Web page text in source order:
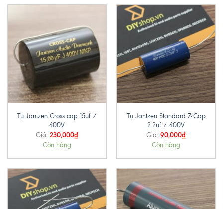
Tụ Jantzen Cross cap 15uf /
400V
Giá: 230,000₫
Còn hàng
Tụ Jantzen Standard Z-Cap
2.2uf / 400V
Giá: 90,000₫
Còn hàng